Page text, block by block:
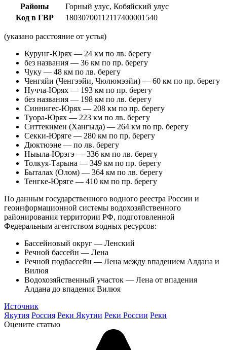
Районы
Горный улус, Кобяйский улус
Код в ГВР
18030700112117400001540
(указано расстояние от устья)
Курунг-Юрях — 24 км по лв. берегу
без названия — 36 км по пр. берегу
Чуку — 48 км по лв. берегу
Ченгяйи (Ченгээйи, Чюлюмээйи) — 60 км по пр. берегу
Нучча-Юрях — 193 км по пр. берегу
без названия — 198 км по лв. берегу
Синнигес-Юрях — 208 км по пр. берегу
Туора-Юрях — 223 км по лв. берегу
Ситтекимен (Хангыда) — 264 км по пр. берегу
Секки-Юряге — 280 км по пр. берегу
Дюктюэне — по лв. берегу
Ныыла-Юрэгэ — 336 км по лв. берегу
Толкуя-Тарына — 349 км по пр. берегу
Быталах (Олом) — 364 км по лв. берегу
Тенгке-Юряге — 410 км по пр. берегу
По данным государственного водного реестра России и
геоинформационной системы водохозяйственного
районирования территории РФ, подготовленной
Федеральным агентством водных ресурсов:
Бассейновый округ — Ленский
Речной бассейн — Лена
Речной подбассейн — Лена между впадением Алдана и
Вилюя
Водохозяйственный участок — Лена от впадения
Алдана до впадения Вилюя
Источник
Якутия Россия Реки Якутии Реки России Реки
Оцените статью